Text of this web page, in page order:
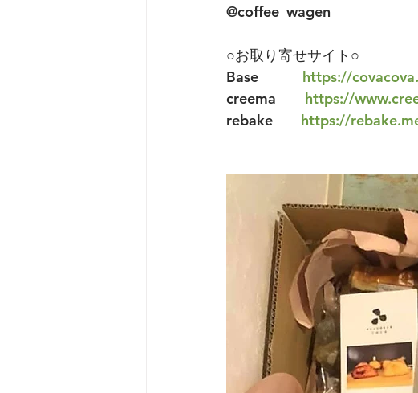
@coffee_wagen
○お取り寄せサイト○
Base https://
creema https://
rebake https://